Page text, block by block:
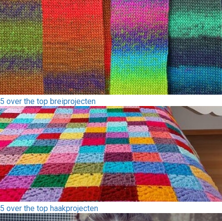
5 over the top breiprojecten
5 over the top haakprojecten